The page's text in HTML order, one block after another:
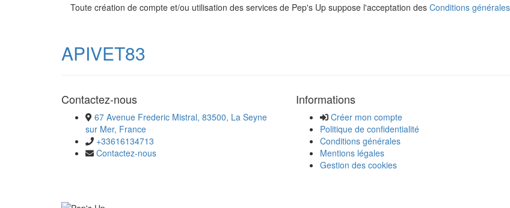
Toute création de compte et/ou utilisation des services de Pep's Up suppose l'acceptation des Conditions
APIVET83
Contactez-nous
67 Avenue Frederic Mistral, 83500, La Seyne
sur Mer, France
+33616134713
Contactez-nous
Informations
Créer mon compte
Politique de confidentialité
Conditions générales
Mentions légales
Gestion des cookies